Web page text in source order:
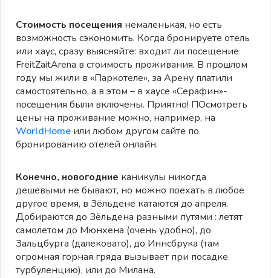
Стоимость посещения немаленькая, но есть
возможность сэкономить. Когда бронируете отель
или хаус, сразу выясняйте: входит ли посещение
FreitZaitArena в стоимость проживания. В прошлом
году мы жили в «Паркотеле», за Арену платили
самостоятельно, а в этом – в хаусе «Серафин»-
посещения были включены. Приятно! ПОсмотреть
цены на проживание можно, например, на
WorldHome или любом другом сайте по
бронированию отелей онлайн.
Конечно, новогодние каникулы никогда
дешевыми не бывают, но можно поехать в любое
другое время, в Зёльдене катаются до апреля.
Добираются до Зёльдена разными путями : летят
самолетом до Мюнхена (очень удобно), до
Зальцбурга (далековато), до Иннсбрука (там
огромная горная гряда вызывает при посадке
турбуленцию), или до Милана.